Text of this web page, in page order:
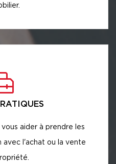
aider à prendre les
avec l'achat ou la vente